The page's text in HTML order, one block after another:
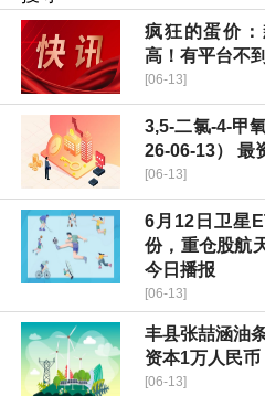
疯狂的蛋价
高！有平台不
[06-13]
3,5-二氯-4-甲
26-06-13） 最
[06-13]
6月12日卫星
份，重仓股航
今日播报
[06-13]
丰县张喆涵油
资本1万人民币
[06-13]